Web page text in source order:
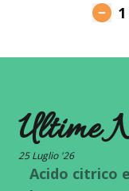
1
Ultime
25 Luglio '26
Acido citrico